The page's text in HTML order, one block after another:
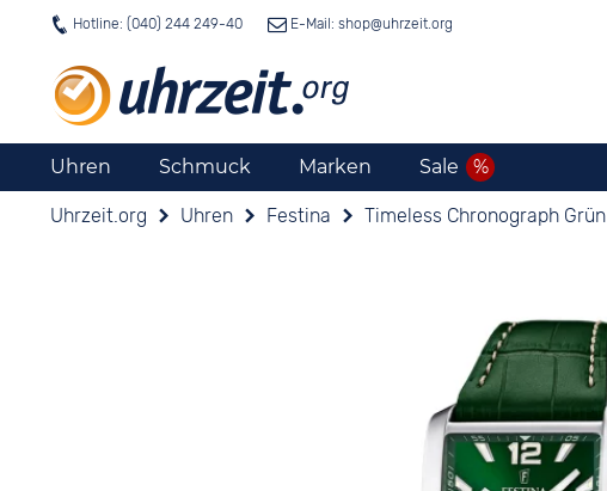
Hotline: (040) 244 249-40 E-Mail: shop@uhrzeit.org
Uhren Schmuck Marken Sale
Uhrzeit.org Uhren Festina Timeless Chronograph Grün